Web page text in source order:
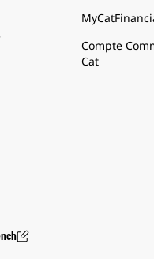
Compte
Cat